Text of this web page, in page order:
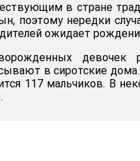
в стране
поэтому нередки
ожидает
девочек
в сиротские
117 мальчиков. В